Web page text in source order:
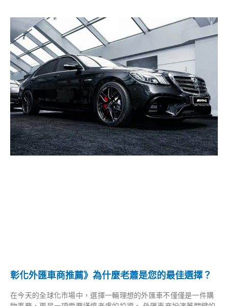
彰化外匯車商推薦》為什麼老蕭是您的最佳選擇？
在今天的全球化市場中，選擇一輛理想的外匯車不僅僅是一件購